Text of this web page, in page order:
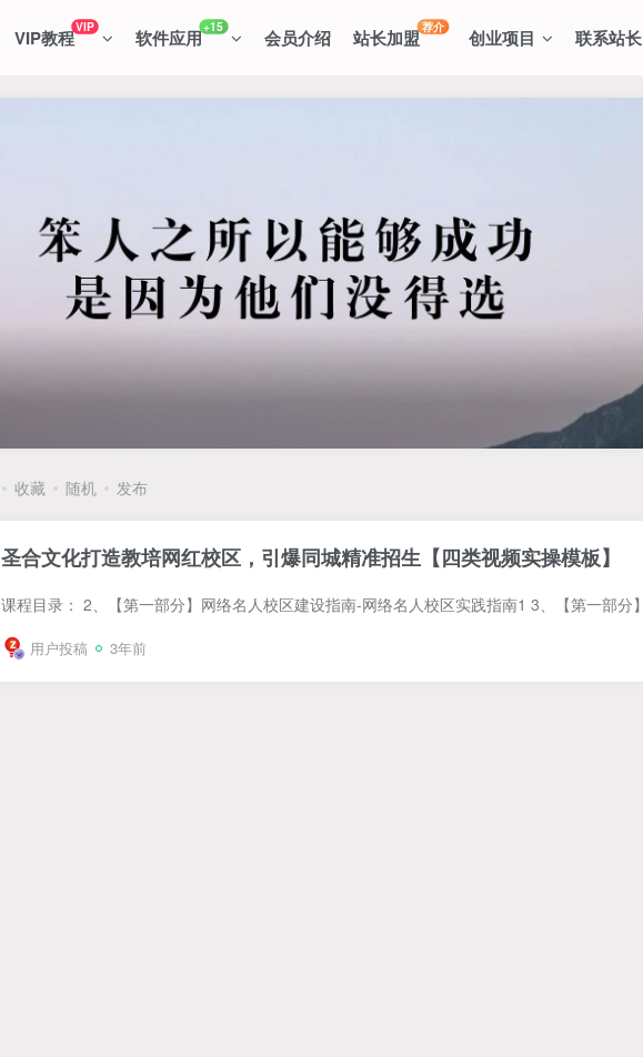
VIP教程VIP 软件应用+15 会员介绍 站长加盟荐介 创业项目 联系站长
收藏 随机 发布
圣合文化打造教培网红校区，引爆同城精准招生【四类视频实操模板】
用户投稿 3年前